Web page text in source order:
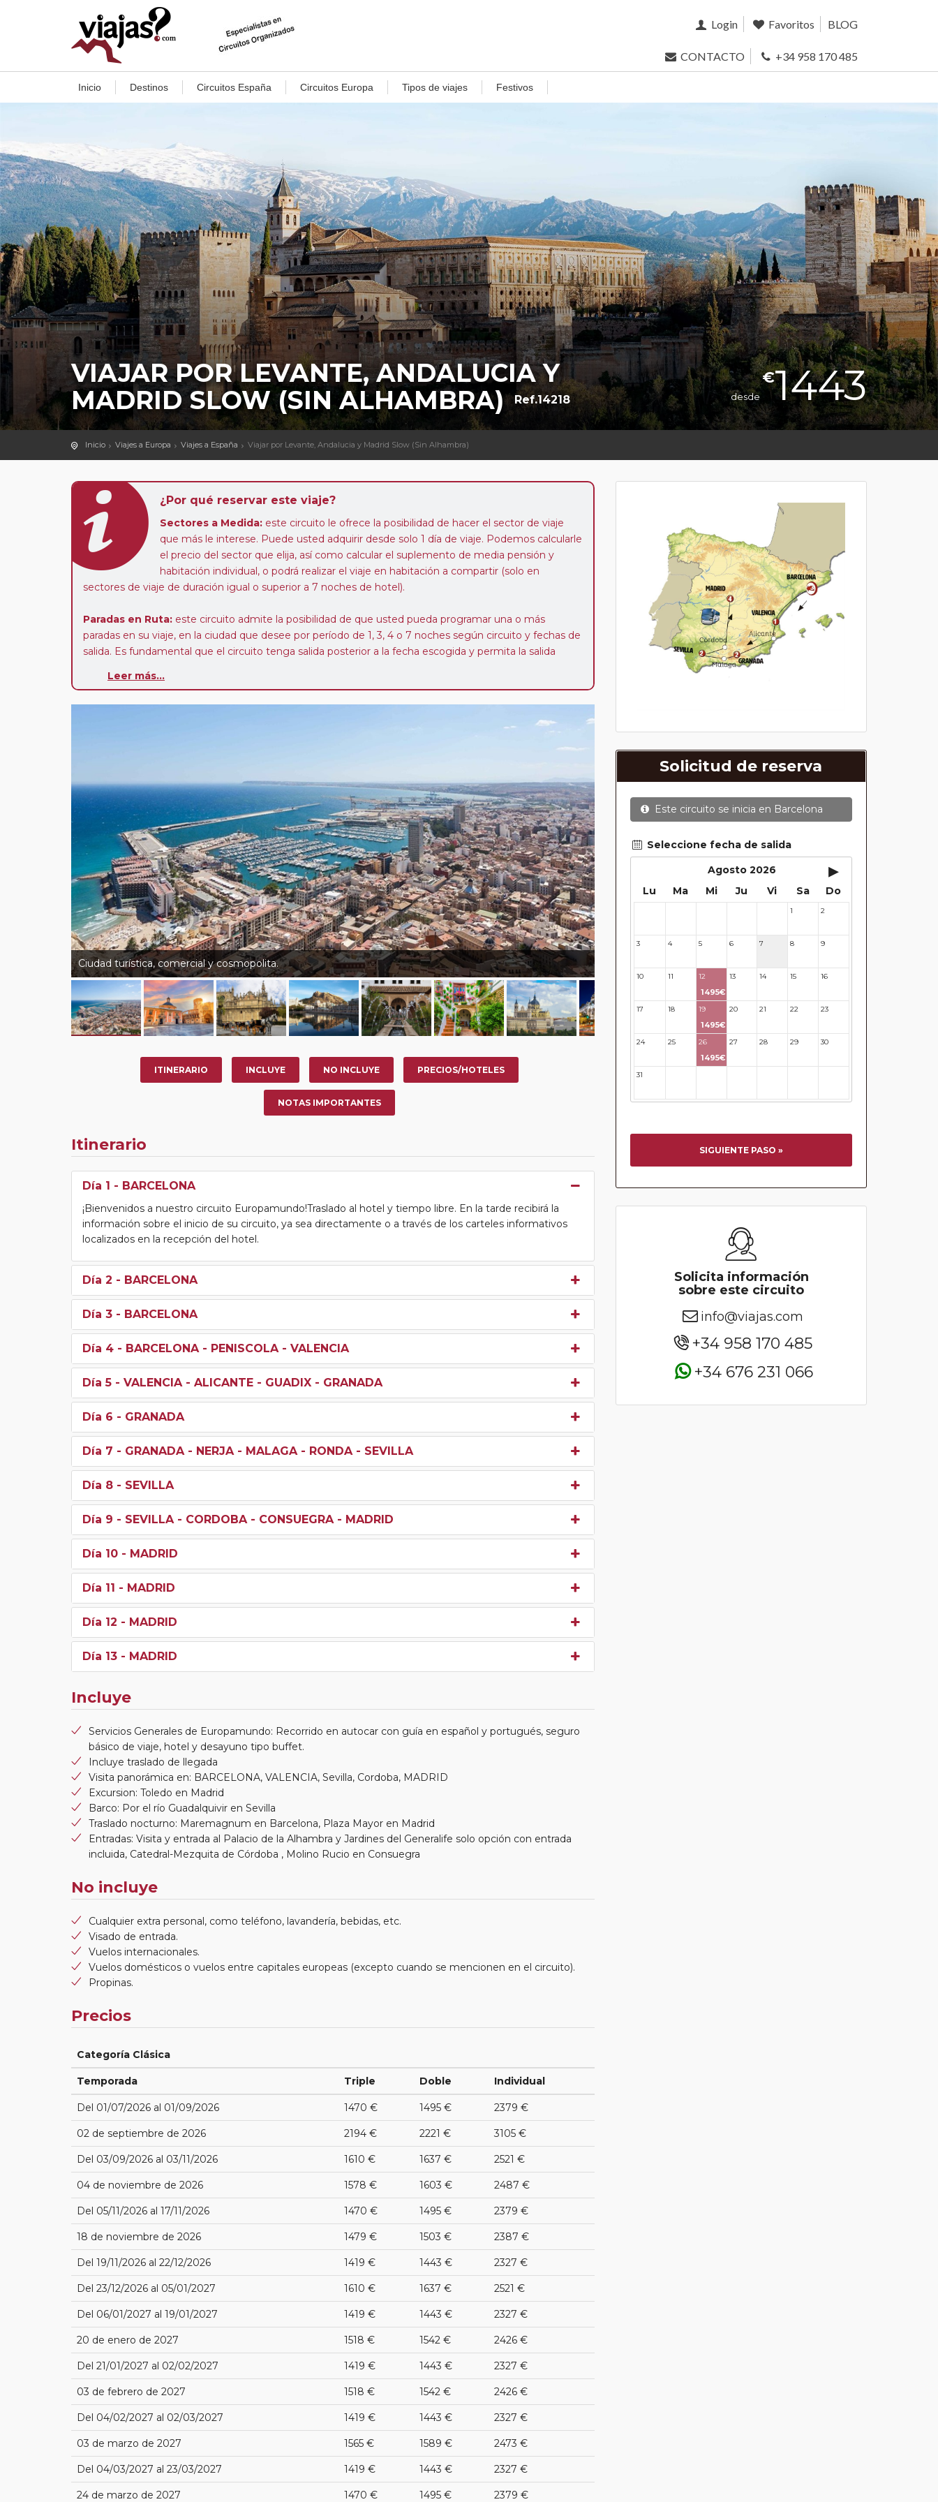
Login Favoritos BLOG
CONTACTO +34 958 170 485
Inicio Destinos Circuitos España Circuitos Europa Tipos de viajes Festivos
VIAJAR POR LEVANTE, ANDALUCIA Y
MADRID SLOW (SIN ALHAMBRA)
Ref.14218 desde
€1443
Inicio Viajes a Europa Viajes a España Viajar por Levante, Andalucia y Madrid Slow (Sin Alhambra)
¿Por qué reservar este viaje?
Sectores a Medida: este circuito le ofrece la posibilidad de hacer el sector de viaje
que más le interese. Puede usted adquirir desde solo 1 día de viaje. Podemos calcularle
el precio del sector que elija, así como calcular el suplemento de media pensión y
habitación individual, o podrá realizar el viaje en habitación a compartir (solo en
sectores de viaje de duración igual o superior a 7 noches de hotel).
Paradas en Ruta: este circuito admite la posibilidad de que usted pueda programar una o más
paradas en su viaje, en la ciudad que desee por período de 1, 3, 4 o 7 noches según circuito y fechas de
salida. Es fundamental que el circuito tenga salida posterior a la fecha escogida y permita la salida
realiza para tomar otro circuito del mismo proveedor no se abonará este suplemento.
con nosotros en los últimos 3 años y que pertenezcan a nuestro Club de Pasajeros (cuya obtención se
Leer más...
Ciudad turística, comercial y cosmopolita.
ITINERARIO INCLUYE NO INCLUYE PRECIOS/HOTELES
NOTAS IMPORTANTES
Itinerario
Día 1 - BARCELONA
¡Bienvenidos a nuestro circuito Europamundo!Traslado al hotel y tiempo libre. En la tarde recibirá la
información sobre el inicio de su circuito, ya sea directamente o a través de los carteles informativos
localizados en la recepción del hotel.
Día 2 - BARCELONA
Día 3 - BARCELONA
Día 4 - BARCELONA - PENISCOLA - VALENCIA
Día 5 - VALENCIA - ALICANTE - GUADIX - GRANADA
Día 6 - GRANADA
Día 7 - GRANADA - NERJA - MALAGA - RONDA - SEVILLA
Día 8 - SEVILLA
Día 9 - SEVILLA - CORDOBA - CONSUEGRA - MADRID
Día 10 - MADRID
Día 11 - MADRID
Día 12 - MADRID
Día 13 - MADRID
Incluye
Servicios Generales de Europamundo: Recorrido en autocar con guía en español y portugués, seguro
básico de viaje, hotel y desayuno tipo buffet.
Incluye traslado de llegada
Visita panorámica en: BARCELONA, VALENCIA, Sevilla, Cordoba, MADRID
Excursion: Toledo en Madrid
Barco: Por el río Guadalquivir en Sevilla
Traslado nocturno: Maremagnum en Barcelona, Plaza Mayor en Madrid
Entradas: Visita y entrada al Palacio de la Alhambra y Jardines del Generalife solo opción con entrada
incluida, Catedral-Mezquita de Córdoba , Molino Rucio en Consuegra
No incluye
Cualquier extra personal, como teléfono, lavandería, bebidas, etc.
Visado de entrada.
Vuelos internacionales.
Vuelos domésticos o vuelos entre capitales europeas (excepto cuando se mencionen en el circuito).
Propinas.
Precios
Categoría Clásica
Temporada Triple Doble Individual
Del 01/07/2026 al 01/09/2026 1470 € 1495 € 2379 €
02 de septiembre de 2026 2194 € 2221 € 3105 €
Del 03/09/2026 al 03/11/2026 1610 € 1637 € 2521 €
04 de noviembre de 2026 1578 € 1603 € 2487 €
Del 05/11/2026 al 17/11/2026 1470 € 1495 € 2379 €
18 de noviembre de 2026 1479 € 1503 € 2387 €
Del 19/11/2026 al 22/12/2026 1419 € 1443 € 2327 €
Del 23/12/2026 al 05/01/2027 1610 € 1637 € 2521 €
Del 06/01/2027 al 19/01/2027 1419 € 1443 € 2327 €
20 de enero de 2027 1518 € 1542 € 2426 €
Del 21/01/2027 al 02/02/2027 1419 € 1443 € 2327 €
03 de febrero de 2027 1518 € 1542 € 2426 €
Del 04/02/2027 al 02/03/2027 1419 € 1443 € 2327 €
03 de marzo de 2027 1565 € 1589 € 2473 €
Del 04/03/2027 al 23/03/2027 1419 € 1443 € 2327 €
24 de marzo de 2027 1470 € 1495 € 2379 €
Solicitud de reserva
Este circuito se inicia en Barcelona
Seleccione fecha de salida
Agosto 2026
▸
Lu Ma Mi Ju Vi Sa Do
1 2
3 4 5 6 7 8 9
10 11 12
1495€
13 14 15 16
17 18 19
1495€
20 21 22 23
24 25 26
1495€
27 28 29 30
31
SIGUIENTE PASO »
Solicita información
sobre este circuito
info@viajas.com
+34 958 170 485
+34 676 231 066